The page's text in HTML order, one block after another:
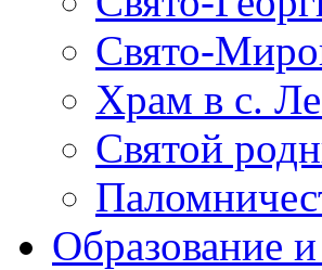
Свято-
Храм в с.
Святой
Образование